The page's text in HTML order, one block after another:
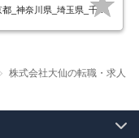
_神奈川県_埼玉県_千葉県_大阪府…
株式会社大仙の転職・求人